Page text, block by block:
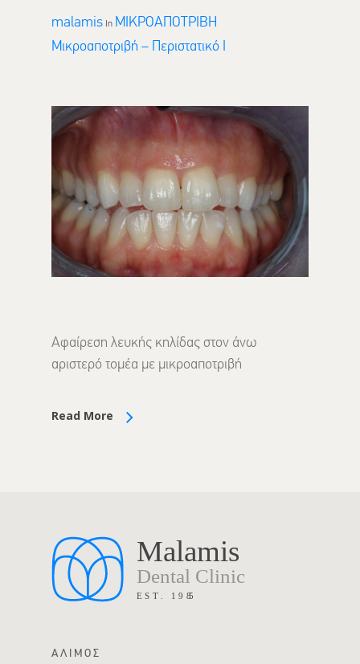
malamis In ΜΙΚΡΟΑΠΟΤΡΙΒΗ
Μικροαποτριβή – Περιστατικό Ι
Αφαίρεση λευκής κηλίδας στον άνω
αριστερό τομέα με μικροαποτριβή
Read More
ΑΛΙΜΟΣ